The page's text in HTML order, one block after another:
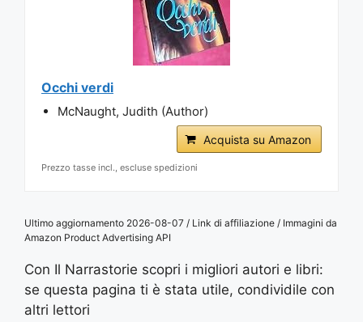
Occhi verdi
McNaught, Judith (Author)
Acquista su Amazon
Prezzo tasse incl., escluse spedizioni
Ultimo aggiornamento 2026-08-07 / Link di affiliazione / Immagini da
Amazon Product Advertising API
Con Il Narrastorie scopri i migliori autori e libri:
se questa pagina ti è stata utile, condividile con
altri lettori